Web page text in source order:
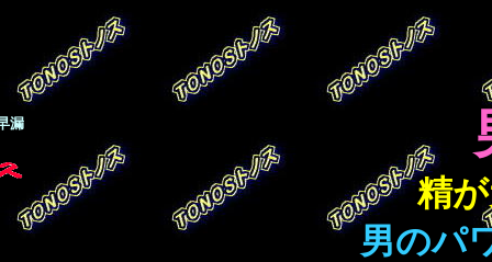
精
男のパ
漏